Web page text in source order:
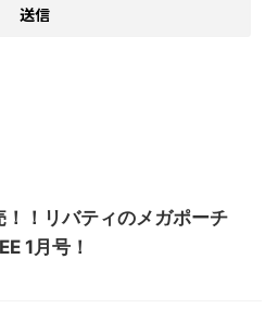
！！リバティのメガポーチ
1月号！